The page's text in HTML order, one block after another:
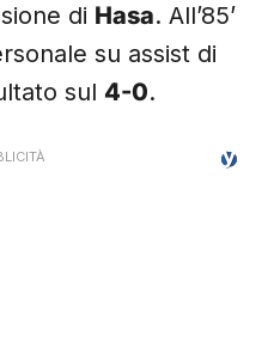
di Hasa. All’85’
su assist di
sul 4-0.